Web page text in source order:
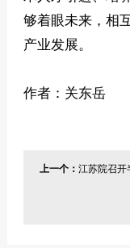
够着眼未来，相
产业发展。
作者：关东岳
上一个： 江苏院召开